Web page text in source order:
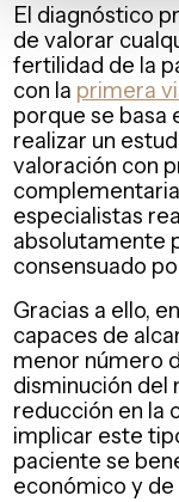
El diagnóstico
de valorar
fertilidad de la
con la primera
porque se basa
realizar un
valoración con
especialistas
absolutamente
consensuado
Gracias a ello,
capaces de
menor número
disminución del
reducción en la
implicar este
paciente se
económico y